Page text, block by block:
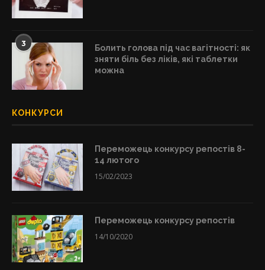
3
Болить голова під час вагітності: як
зняти біль без ліків, які таблетки
можна
КОНКУРСИ
Переможець конкурсу репостів 8-
14 лютого
15/02/2023
Переможець конкурсу репостів
14/10/2020